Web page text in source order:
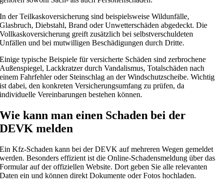
In der Teilkaskoversicherung sind beispielsweise Wildunfälle,
Glasbruch, Diebstahl, Brand oder Unwetterschäden abgedeckt. Die
Vollkaskoversicherung greift zusätzlich bei selbstverschuldeten
Unfällen und bei mutwilligen Beschädigungen durch Dritte.
Einige typische Beispiele für versicherte Schäden sind zerbrochene
Außenspiegel, Lackkratzer durch Vandalismus, Totalschäden nach
einem Fahrfehler oder Steinschlag an der Windschutzscheibe. Wichtig
ist dabei, den konkreten Versicherungsumfang zu prüfen, da
individuelle Vereinbarungen bestehen können.
Wie kann man einen Schaden bei der
DEVK melden
Ein Kfz-Schaden kann bei der DEVK auf mehreren Wegen gemeldet
werden. Besonders effizient ist die Online-Schadensmeldung über das
Formular auf der offiziellen Website. Dort geben Sie alle relevanten
Daten ein und können direkt Dokumente oder Fotos hochladen.